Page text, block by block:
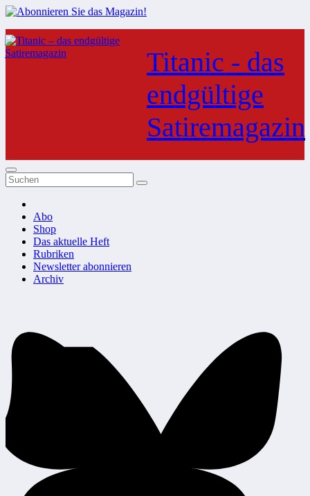
Zum
Inhalt
springen
Titanic - das
endgültige
Satiremagazin
Abo
Shop
Das aktuelle Heft
Rubriken
Newsletter abonnieren
Archiv